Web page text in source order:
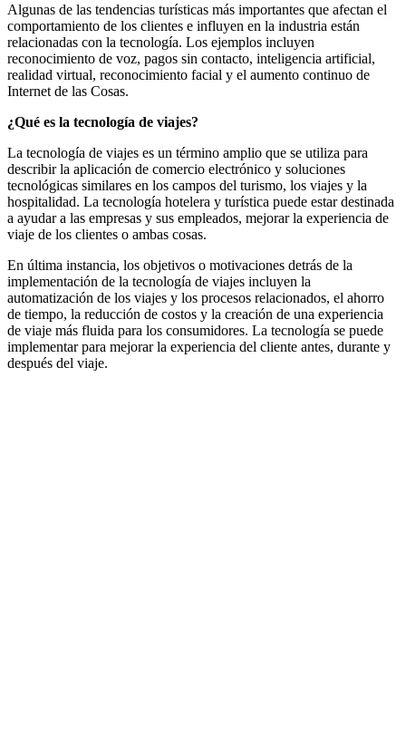
Algunas de las tendencias turísticas más importantes que afectan el
comportamiento de los clientes e influyen en la industria están
relacionadas con la tecnología. Los ejemplos incluyen
reconocimiento de voz, pagos sin contacto, inteligencia artificial,
realidad virtual, reconocimiento facial y el aumento continuo de
Internet de las Cosas.
¿Qué es la tecnología de viajes?
La tecnología de viajes es un término amplio que se utiliza para
describir la aplicación de comercio electrónico y soluciones
tecnológicas similares en los campos del turismo, los viajes y la
hospitalidad. La tecnología hotelera y turística puede estar destinada
a ayudar a las empresas y sus empleados, mejorar la experiencia de
viaje de los clientes o ambas cosas.
En última instancia, los objetivos o motivaciones detrás de la
implementación de la tecnología de viajes incluyen la
automatización de los viajes y los procesos relacionados, el ahorro
de tiempo, la reducción de costos y la creación de una experiencia
de viaje más fluida para los consumidores. La tecnología se puede
implementar para mejorar la experiencia del cliente antes, durante y
después del viaje.